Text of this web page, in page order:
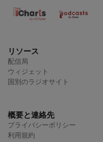
リソース
配信局
ウィジェット
国別のラジオサイト
概要と連絡先
プライバシーポリシー
利用規約